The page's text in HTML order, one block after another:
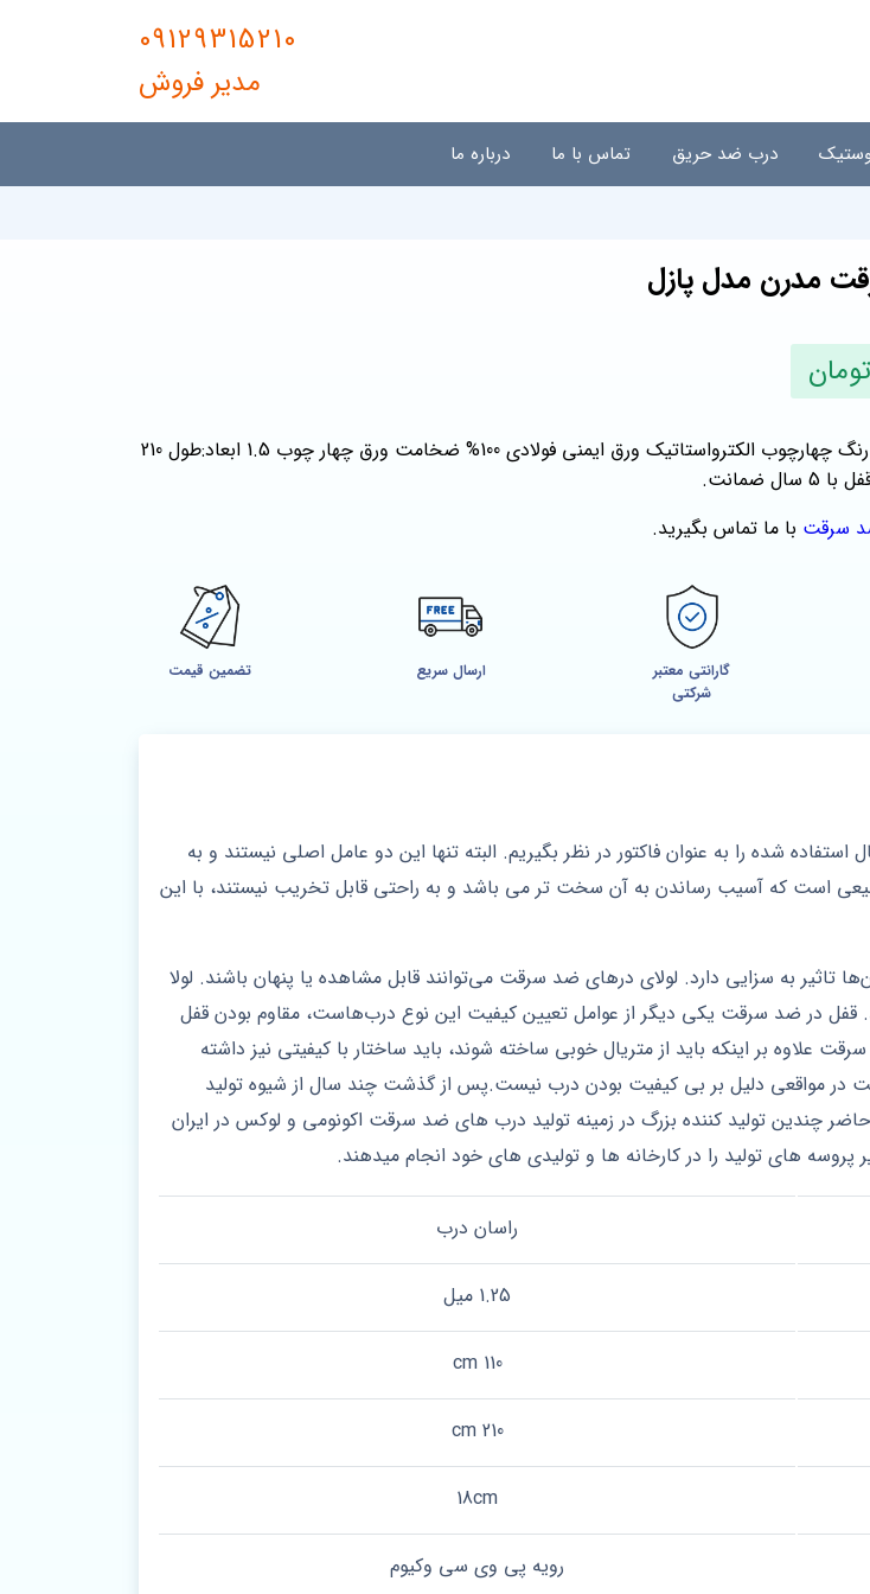
09129315210
مدیر فروش
درب ضد حریق تماس با ما درباره ما
مدرن مدل پازل
رویه سوپر ترک با رنگ چهارچوب الکترواستاتیک ورق ایمنی فولادی 100% ضخامت ورق چهار چوب 1.5 ابعاد:طول 210
سرقت با ما تماس بگیرید.
گارانتی معتبر
شرکتی
ارسال سریع تضمین قیمت
شده را به عنوان فاکتور در نظر بگیریم. البته تنها این دو عامل اصلی نیستند و به
است که آسیب رساندن به آن سخت‌ تر می باشد و به راحتی قابل تخریب نیستند، با این
به سزایی دارد. لولای درهای ضد سرقت می‌توانند قابل مشاهده یا پنهان باشند. لولا
قفل در ضد سرقت یکی دیگر از عوامل تعیین کیفیت این نوع درب‌هاست، مقاوم بودن قفل
بر اینکه باید از متریال خوبی ساخته شوند، باید ساختار با کیفیتی نیز داشته
در مواقعی دلیل بر بی کیفیت بودن درب نیست.پس از گذشت چند سال از شیوه تولید
حاضر چندین تولید کننده بزرگ در زمینه تولید درب های ضد سرقت اکونومی و لوکس در ایران
پروسه های تولید را در کارخانه ها و تولیدی های خود انجام میدهند.
راسان درب
1.25 میل
110 cm
210 cm
18cm
رویه پی وی سی وکیوم